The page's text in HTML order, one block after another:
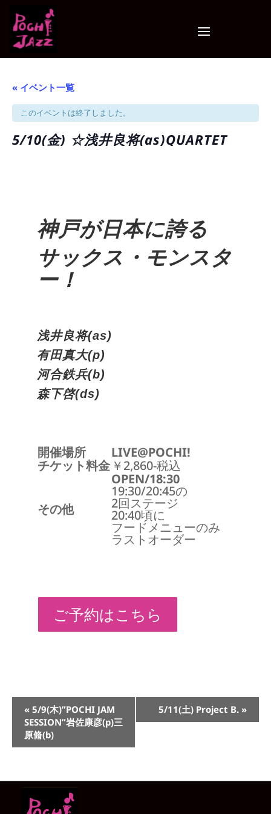
« イベント一覧
このイベントは終了しました。
5/10(金) ☆浅井良将(as)QUARTET
神戸が日本に誇る
サックス・モンスタ
ー！
浅井良将(as)
有田真大(p)
河合鉄兵(b)
森下啓(ds)
開催場所
LIVE@POCHI!
チケット料金 ￥2,860-税込
その他
OPEN/18:30
19:30/20:45の
2回ステージ
20:40頃に
フードメニューのみ
ラストオーダー
ご予約はこちら
イ
ベ
ン
ト
ゲ
ー
« 5/9(木)”POCHI JAM
SESSION”岩佐康彦(p)三
原脩(b)
5/11(土) Project B. »